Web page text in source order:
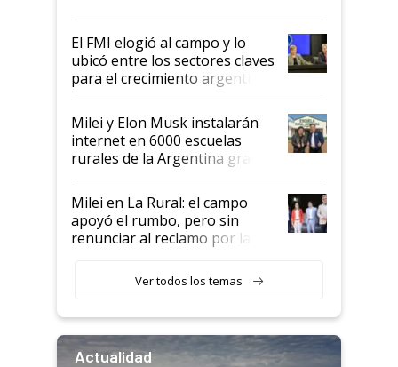
de Milei
El FMI elogió al campo y lo
ubicó entre los sectores claves
para el crecimiento argentino
Milei y Elon Musk instalarán
internet en 6000 escuelas
rurales de la Argentina gracias
a un acuerdo con Starlink
Milei en La Rural: el campo
apoyó el rumbo, pero sin
renunciar al reclamo por las
Ver todos los temas
Actualidad